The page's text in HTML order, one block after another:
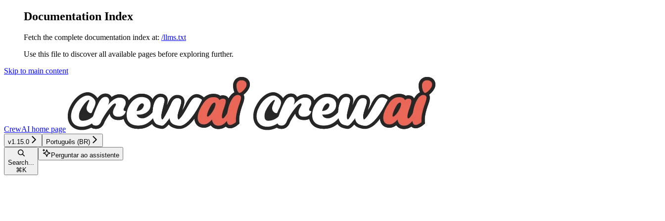
Documentation Index
Fetch the complete documentation index at: /llms.txt
Use this file to discover all available pages before exploring further.
Skip to main content
CrewAI home page
v1.15.0 Português (BR)
Search...
⌘ K
Perguntar ao assistente